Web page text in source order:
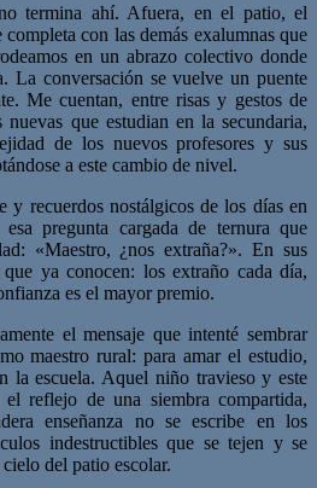
termina ahí. Afuera, en el patio, el
con las demás exalumnas que
en un abrazo colectivo donde
La conversación se vuelve un puente
Me cuentan, entre risas y gestos de
nuevas que estudian en la secundaria,
de los nuevos profesores y sus
a este cambio de nivel.
y recuerdos nostálgicos de los días en
pregunta cargada de ternura que
«Maestro, ¿nos extraña?». En sus
ya conocen: los extraño cada día,
es el mayor premio.
el mensaje que intenté sembrar
maestro rural: para amar el estudio,
la escuela. Aquel niño travieso y este
reflejo de una siembra compartida,
enseñanza no se escribe en los
indestructibles que se tejen y se
del patio escolar.